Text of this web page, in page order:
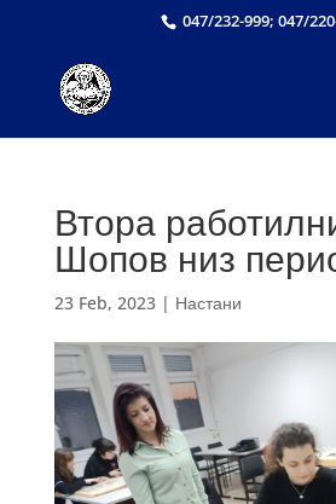
047/232-999; 047/
Втора
Шопов низ
23 Feb, 2023| Настани